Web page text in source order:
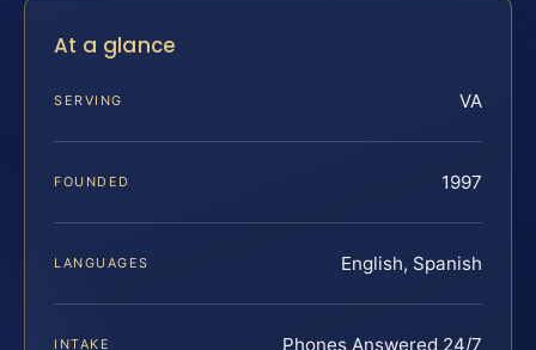
At a glance
SERVING VA
FOUNDED 1997
LANGUAGES English, Spanish
INTAKE Phones Answered 24/7